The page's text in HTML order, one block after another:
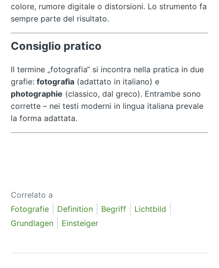
colore, rumore digitale o distorsioni. Lo strumento fa
sempre parte del risultato.
Consiglio pratico
Il termine „fotografia“ si incontra nella pratica in due
grafie:fotografia (adattato in italiano) e
photographie (classico, dal greco). Entrambe sono
corrette – nei testi moderni in lingua italiana prevale
la forma adattata.
Correlato a
Fotografie
Definition Begriff
Lichtbild
Grundlagen
Einsteiger